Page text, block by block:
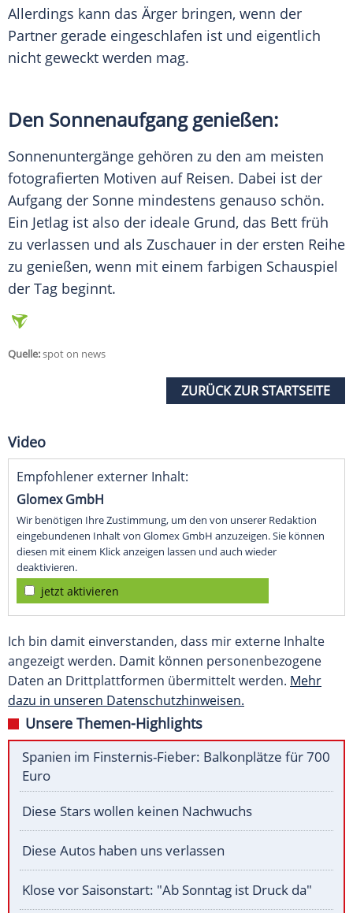
Allerdings kann das Ärger bringen, wenn der
Partner gerade eingeschlafen ist und eigentlich
nicht geweckt werden mag.
Den Sonnenaufganggenießen:
Sonnenuntergänge gehören zu den am meisten
fotografierten Motiven auf Reisen. Dabei ist der
Aufgang der Sonne mindestens genauso schön.
Ein Jetlag ist also der ideale Grund, das Bett früh
zu verlassen und als Zuschauer in der ersten Reihe
zu genießen, wenn mit einem farbigen Schauspiel
der Tag beginnt.
Quelle:spot on news
ZURÜCK ZUR STARTSEITE
Video
Empfohlener externer Inhalt:
Glomex GmbH
Wir benötigen Ihre Zustimmung, um den von unserer Redaktion
eingebundenen Inhalt von Glomex GmbH anzuzeigen. Sie können
diesen mit einem Klick anzeigen lassen und auch wieder
deaktivieren.
jetzt aktivieren
Ich bin damit einverstanden, dass mir externe Inhalte
angezeigt werden. Damit können personenbezogene
Daten an Drittplattformen übermittelt werden. Mehr
dazu in unseren Datenschutzhinweisen.
Unsere Themen-Highlights
Spanien im Finsternis-Fieber: Balkonplätze für 700
Euro
Diese Stars wollen keinen Nachwuchs
Diese Autos haben uns verlassen
Klose vor Saisonstart: "Ab Sonntag ist Druck da"